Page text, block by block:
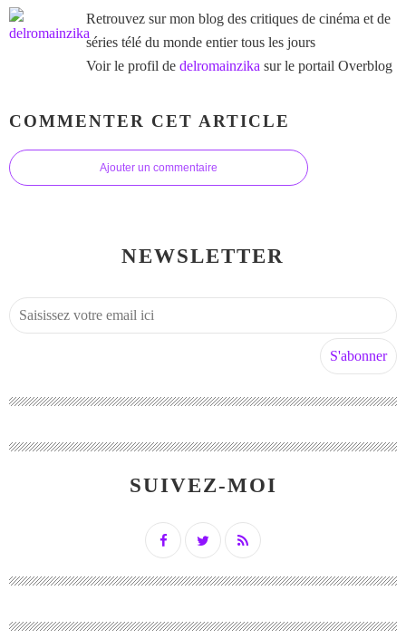
Retrouvez sur mon blog des critiques de cinéma et de
séries télé du monde entier tous les jours
Voir le profil de delromainzika sur le portail Overblog
COMMENTER CET ARTICLE
Ajouter un commentaire
NEWSLETTER
SUIVEZ-MOI